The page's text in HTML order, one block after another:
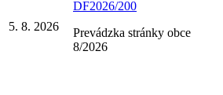
5. 8. 2026
DF2026/200
Prevádzka stránky obce
8/2026